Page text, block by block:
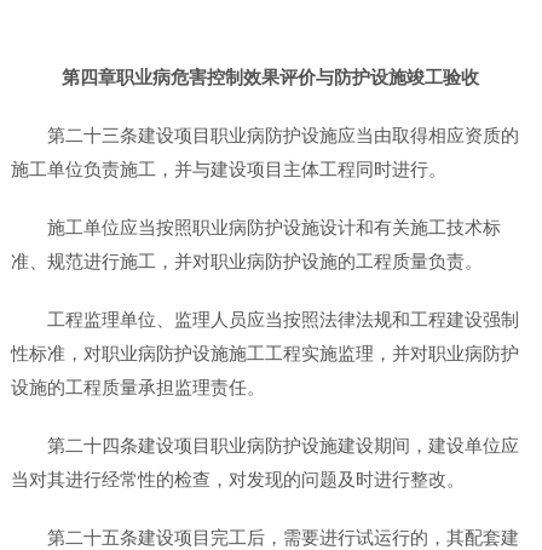
第四章职业病危害控制效果评价与防护设施竣工验收
第二十三条建设项目职业病防护设施应当由取得相应资质的
施工单位负责施工，并与建设项目主体工程同时进行。
施工单位应当按照职业病防护设施设计和有关施工技术标
准、规范进行施工，并对职业病防护设施的工程质量负责。
工程监理单位、监理人员应当按照法律法规和工程建设强制
性标准，对职业病防护设施施工工程实施监理，并对职业病防护
设施的工程质量承担监理责任。
第二十四条建设项目职业病防护设施建设期间，建设单位应
当对其进行经常性的检查，对发现的问题及时进行整改。
第二十五条建设项目完工后，需要进行试运行的，其配套建